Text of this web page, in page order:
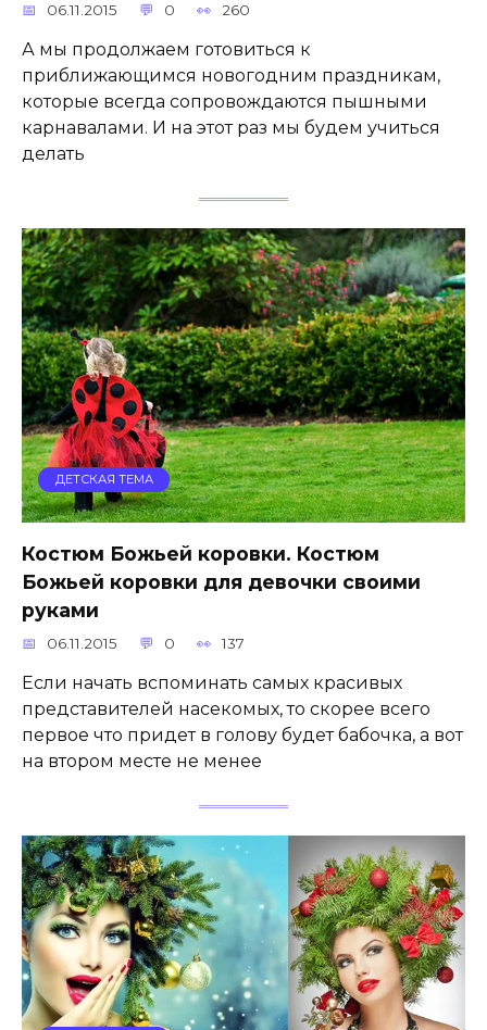
06.11.2015 0 260
А мы продолжаем готовиться к
приближающимся новогодним праздникам,
которые всегда сопровождаются пышными
карнавалами. И на этот раз мы будем учиться
делать
ДЕТСКАЯ ТЕМА
Костюм Божьей коровки. Костюм
Божьей коровки для девочки своими
руками
06.11.2015 0 137
Если начать вспоминать самых красивых
представителей насекомых, то скорее всего
первое что придет в голову будет бабочка, а вот
на втором месте не менее